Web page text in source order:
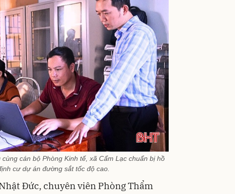
cán bộ Phòng Kinh tế, xã Cẩm Lạc chuẩn bị hồ
cư dự án đường sắt tốc độ cao.
Đức, chuyên viên Phòng Thẩm